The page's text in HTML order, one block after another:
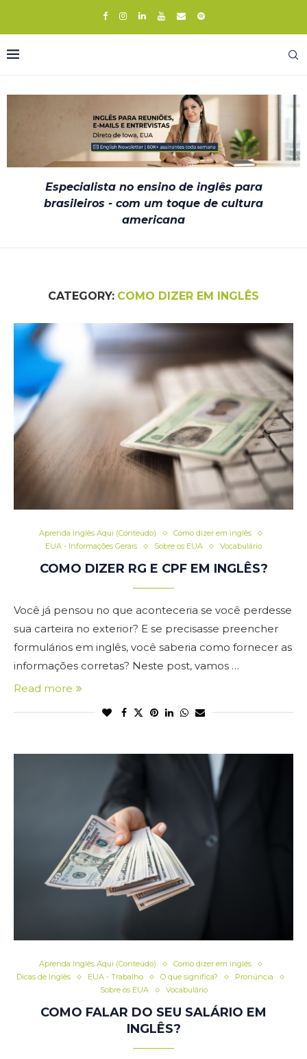
Especialista no ensino de inglês para
brasileiros - com um toque de cultura
americana
CATEGORY: COMO DIZER EM INGLÊS
Aprenda Inglês Aqui (Conteúdo)
Como dizer em inglês
EUA - Informações Gerais
Sobre os EUA Vocabulário
COMO DIZER RG E CPF EM INGLÊS?
Você já pensou no que aconteceria se você perdesse
sua carteira no exterior? E se precisasse preencher
formulários em inglês, você saberia como fornecer as
informações corretas? Neste post, vamos …
Read more
Aprenda Inglês Aqui (Conteúdo)
Como dizer em inglês
Dicas de Inglês
EUA - Trabalho O que significa?
Pronúncia
Sobre os EUA
Vocabulário
COMO FALAR DO SEU SALÁRIO EM
INGLÊS?